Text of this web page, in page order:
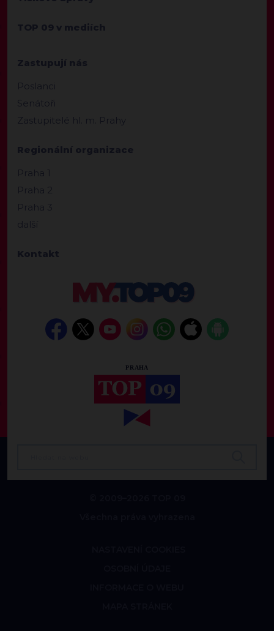
TOP 09 v mediích
Zastupují nás
Poslanci
Senátoři
Zastupitelé hl. m. Prahy
Regionální organizace
Praha 1
Praha 2
Praha 3
další
Kontakt